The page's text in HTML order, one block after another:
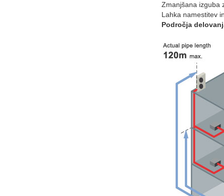
Zmanjšana izguba
Lahka namestitev
Področja